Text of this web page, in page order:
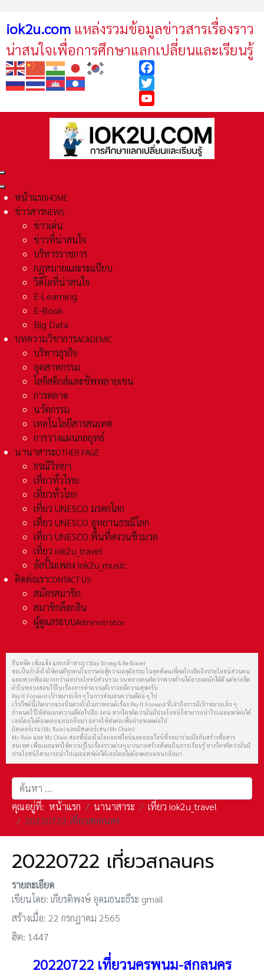
iok2u.com แหล่งรวมข้อมูลข่าวสารเรื่องราว
น่าสนใจเพื่อการศึกษาแลกเปลี่ยนและเรียนรู้
Facebook
Twitter
YouTube
หน้าแรกHOME
ข่าวสารNEWS
ข่าวเด่น
ข่าวที่น่าสนใจ
บริหารราชการ
กฏหมายและระเเบียบ
วิดีโอที่น่าสนใจ
E-Learning
E-Book
Big Data
บทความวิชาการACADEMIC
บริหารธุรกิจ
อุตสาหกรรม
โลจิสติกส์และชัพพลายเชน
การตลาด
นวัตกรรม
เทคโนโลยีสารสนเทศ
การวางแผนกลยุทธ์
นานาสาระOTHER PAGE
ธรณีวิทยา
เที่ยวทั่วไทย
เที่ยวทั่วโลก
เที่ยว UNESCO มรดกโลก
เที่ยว UNESCO อุทยานธรณีโลก
เที่ยว UNESCO พื้นที่สงวนชีวมวล
เที่ยว iok2u_travel
อัลปั้มเพลง iok2u_music
ติดต่อเราCONTACT US
สมัครสมาชิก
สมาชิกล็อกอิน
ผู้ดูแลระบบAdministrator
ยืนหยัด เข้มแข็ง และกล้าหาญ (Stay Strong & Be Brave)
ขอเป็นกำลังใจให้คนดีทุกคนในการต่อสู้ความอยุติธรรม ในยุคสังคมที่คดโกงยึดถึงประโยชน์ส่วนตน
และพวกฟ้องมากกว่าผลประโยชน์ส่วนรวม จนหลายคนคิดว่าพวกด้านได้อายอดมักได้ดี แต่หากยึด
คำในหลวงสอนไว้ในเรื่องการทำความดีเราจะมีความสุขครับ
Pay It Forward เป้าหมายเล็ก ๆ ในการส่งมอบความดีต่อ ๆ ไป
เว็ปไซต์นี้เกิดจากแรงบันดาลใจในภาพยนต์เรื่อง Pay It Forward ที่เล่าถึงการมีเป้าหมายเล็ก ๆ
กำหนดไว้ให้ส่งมอบความดีต่อไปอีก 3 คน หากใครคิดว่ามันมีประโยชน์ก็สามารถนำไปเผยแพร่ต่อได้
เลยโดยไม่ต้องตอบแทนกลับมา อยากให้ส่งต่อเพื่อถ่ายทอดต่อไป
มิสเตอร์เรน (Mr. Rain) และมิสเตอร์เชน (Mr. Chain)
Mr. Rain และ Mr. Chain สองพี่น้องในโลกออฟไลน์และออนไลน์ที่จะมาร่วมมือกันสร้างสื่อสาร
สนเทศ เพื่อเผยแพร่ให้ความรู้ในเรื่องราวต่างๆ มากมายสร้างสังคมในการเรียนรู้ หากใครคิดว่ามันมี
ประโยชน์ก็สามารถนำไปเผยแพร่ต่อได้เลยโดยไม่ต้องตอบแทนกลับมา
การค้นหา
คุณอยู่ที่: หน้าแรก นานาสาระ
เที่ยว iok2u_travel
20220722 เที่ยวสกลนคร
20220722 เที่ยวสกลนคร
รายละเอียด
เขียนโดย: เกียรติพงษ์ อุดมธนะธีระ gmail
สร้างเมื่อ: 22 กรกฎาคม 2565
ฮิต: 1447
20220722 เที่ยวนครพนม-สกลนคร